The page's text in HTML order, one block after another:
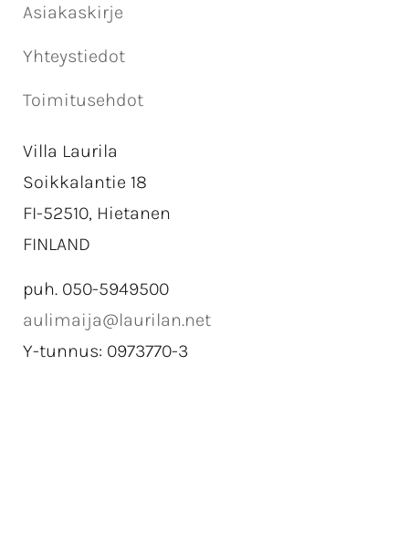
Asiakaskirje
Yhteystiedot
Toimitusehdot
Villa Laurila
Soikkalantie 18
FI-52510, Hietanen
FINLAND
puh. 050-5949500
aulimaija@laurilan.net
Y-tunnus: 0973770-3